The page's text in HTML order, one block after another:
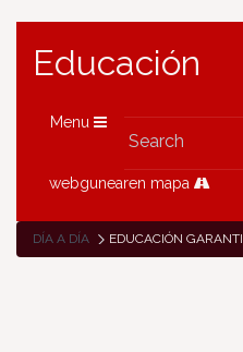
Educación
Menu
webgunearen mapa
DÍA A DÍA EDUCACIÓN GARANTIZA CON 12 MILLONES LA FINANCIACIÓN PLURIANUAL DE LA FP IMPARTIDA POR ASOCIACIONES SIN ÁNIMO DE LUCRO PARA ALUMNADO VULNERABLE